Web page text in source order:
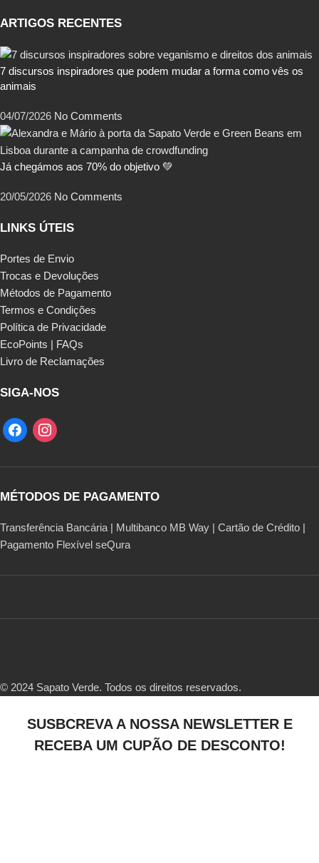
ARTIGOS RECENTES
7 discursos inspiradores que podem mudar a forma como vês os
animais
04/07/2026 No Comments
Já chegámos aos 70% do objetivo 💚
20/05/2026 No Comments
LINKS ÚTEIS
Portes de Envio
Trocas e Devoluções
Métodos de Pagamento
Termos e Condições
Política de Privacidade
EcoPoints | FAQs
Livro de Reclamações
SIGA-NOS
MÉTODOS DE PAGAMENTO
Transferência Bancária | Multibanco MB Way | Cartão de Crédito |
Pagamento Flexível seQura
© 2024 Sapato Verde. Todos os direitos reservados.
SUSBCREVA A NOSSA NEWSLETTER E
RECEBA UM CUPÃO DE DESCONTO!